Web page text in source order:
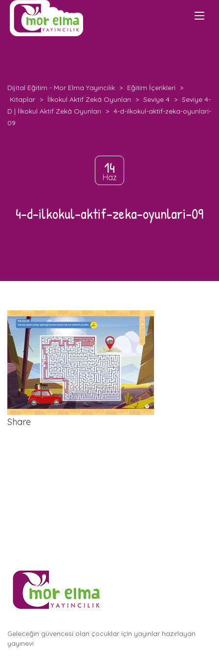
Dijital Eğitim - Mor Elma Yayıncılık > Eğitim İçerikleri
>
Kitaplar > İlkokul Aktif Zekâ Oyunları > Seviye 4 > Seviye 4-
D | İlkokul Aktif Zekâ Oyunları
> 4-d-ilkokul-aktif-zeka-oyunlari-
09
14
Haz
4-d-ilkokul-aktif-zeka-oyunlari-09
Share
Geleceğin güvencesi olan çocuklar için yayınlar hazırlayan
yayınevi